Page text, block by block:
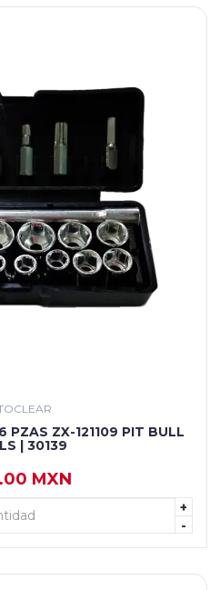
PZAS ZX-121109 PIT BULL
| 30139
MXN
+
-